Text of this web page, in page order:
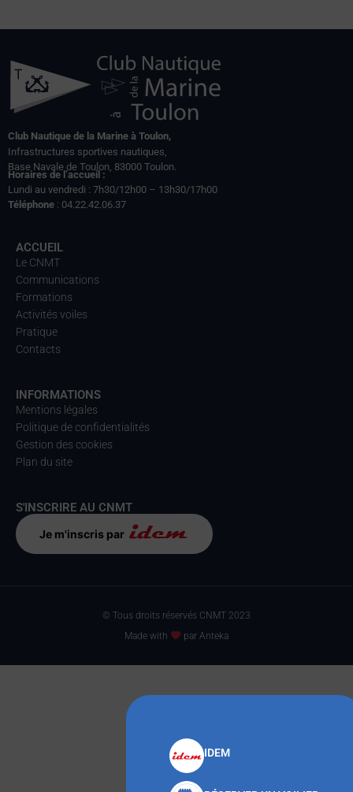
IDEM
Club Nautique de la Marine à Toulon,
Infrastructures sportives nautiques,
Base Navale de Toulon, 83000 Toulon.
Horaires de l’accueil :
Lundi au vendredi : 7h30/12h00 – 13h30/17h00
Téléphone : 04.22.42.06.37
ACCUEIL
Le CNMT
Communications
Formations
Activités voiles
Pratique
Contacts
INFORMATIONS
Mentions légales
Politique de confidentialités
Gestion des cookies
Plan du site
S'INSCRIRE AU CNMT
Je m'inscris par
© Tous droits réservés CNMT 2023
Made with
par Anteka